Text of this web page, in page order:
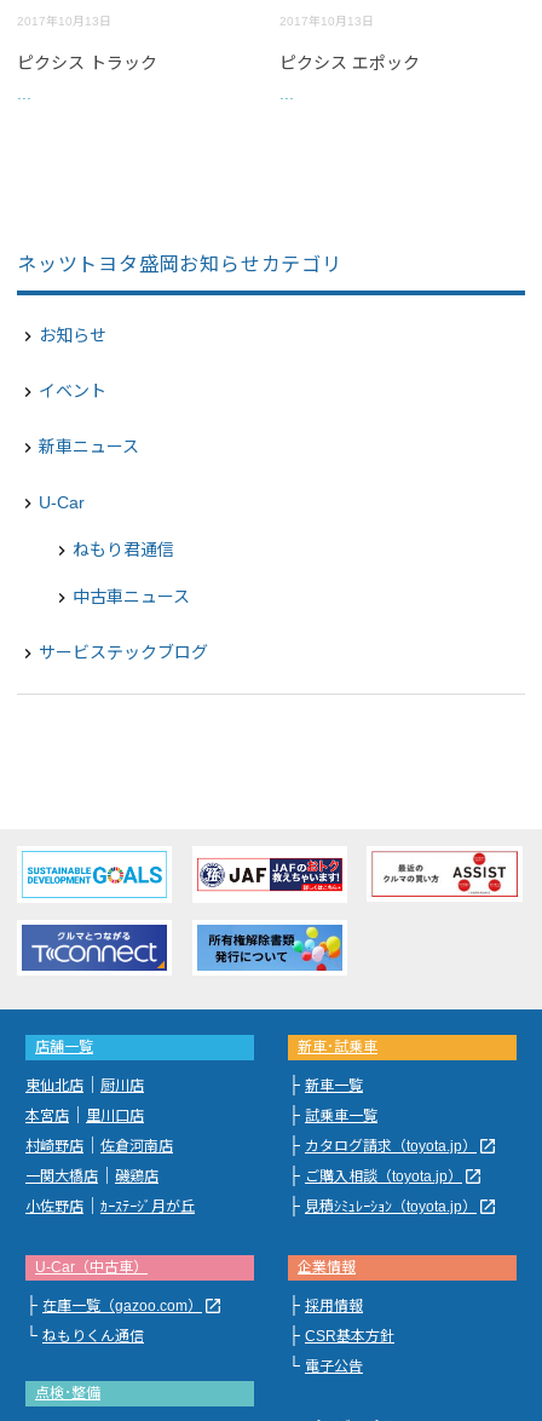
2017年10月13日
ピクシス トラック
2017年10月13日
ピクシス エポック
ネッツトヨタ盛岡お知らせカテゴリ
navigate_next お知らせ
navigate_next イベント
navigate_next 新車ニュース
navigate_next U-Car
chevron_right ねもり君通信
chevron_right 中古車ニュース
navigate_next サービステックブログ
店舗一覧
東仙北店
厨川店
本宮店
里川口店
村崎野店
佐倉河南店
一関大橋店
磯鶏店
小佐野店
ｶｰｽﾃｰｼﾞ月が丘
新車･試乗車
├ 新車一覧
├ 試乗車一覧
├ カタログ請求（toyota.jp）
launch
├ ご購入相談（toyota.jp）
launch
├ 見積ｼﾐｭﾚｰｼｮﾝ（toyota.jp） launch
U-Car（中古車）
├ 在庫一覧（gazoo.com）
launch
└ ねもりくん通信
点検･整備
企業情報
├ 採用情報
├ CSR基本方針
└ 電子公告